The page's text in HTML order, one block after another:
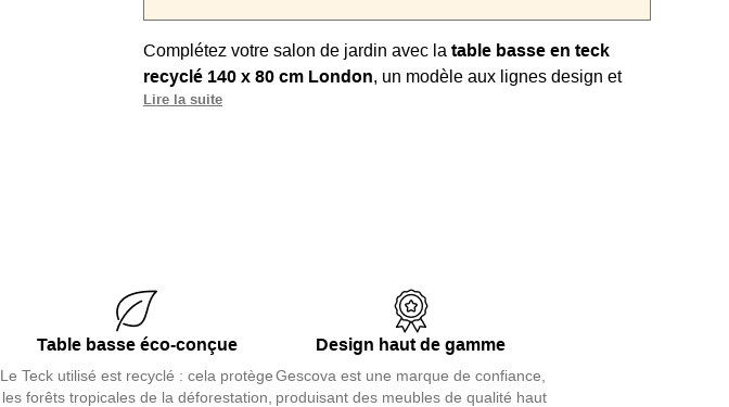
Complétez votre salon de jardin avec la table basse en teck
recyclé 140 x 80 cm London, un modèle aux lignes design et
modernes.
extérieur.
Le
issu d’anciennes structures indonésiennes lui
garantit une robustesse incomparableface aux intempéries et à
l’humidité.
Lire la suite
Table basse éco-conçue
Le Teck utilisé est recyclé : cela protège
les forêts tropicales de la déforestation,
Design haut de gamme
Gescova est une marque de confiance,
produisant des meubles de qualité haut